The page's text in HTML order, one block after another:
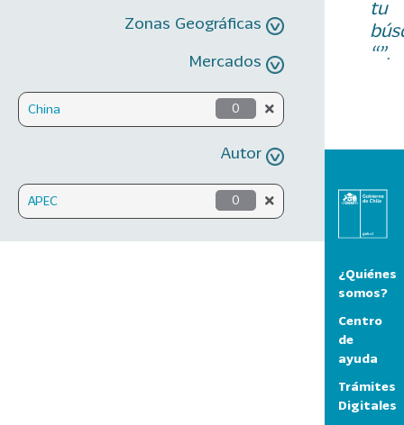
Zonas Geográficas
Mercados
China 0
Autor
APEC 0
tu
“”.
¿Quiénes
somos?
Centro
de
ayuda
Trámites
Digitales